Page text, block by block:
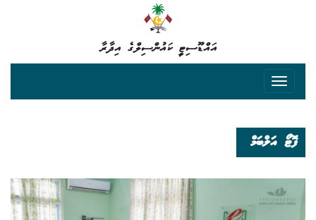
އައްޑޫސިޓީ ކައުންސިލްގެ އިދާރާ
ފޮޓޯ އަލްބަމް